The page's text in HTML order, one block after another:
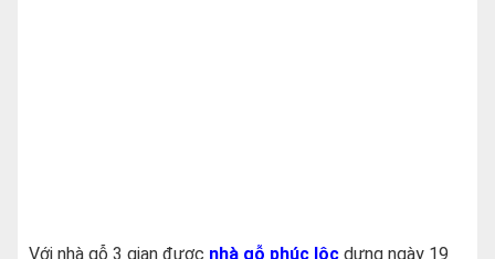
Với nhà gỗ 3 gian được nhà gỗ phúc lộc dựng ngày 19